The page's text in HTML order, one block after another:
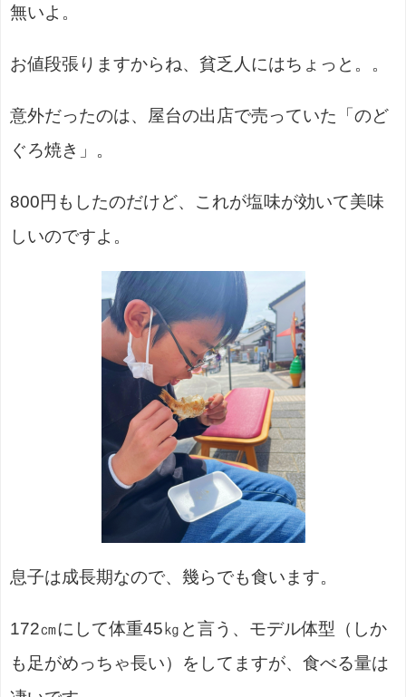
無いよ。
お値段張りますからね、貧乏人にはちょっと。。
意外だったのは、屋台の出店で売っていた「のど
ぐろ焼き」。
800円もしたのだけど、これが塩味が効いて美味
しいのですよ。
息子は成長期なので、幾らでも食います。
172㎝にして体重45㎏と言う、モデル体型（しか
も足がめっちゃ長い）をしてますが、食べる量は